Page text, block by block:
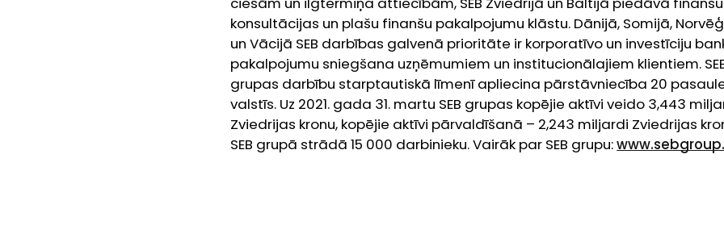
konsultācijas un plašu finanšu pakalpojumu klāstu. Dānijā, Somijā,
un Vācijā SEB darbības galvenā prioritāte ir korporatīvo un investīciju
pakalpojumu sniegšana uzņēmumiem un institucionālajiem klientiem.
grupas darbību starptautiskā līmenī apliecina pārstāvniecība 20
valstīs. Uz 2021. gada 31. martu SEB grupas kopējie aktīvi veido 3,443
Zviedrijas kronu, kopējie aktīvi pārvaldīšanā – 2,243 miljardi Zviedrijas
SEB grupā strādā 15 000 darbinieku. Vairāk par SEB grupu: